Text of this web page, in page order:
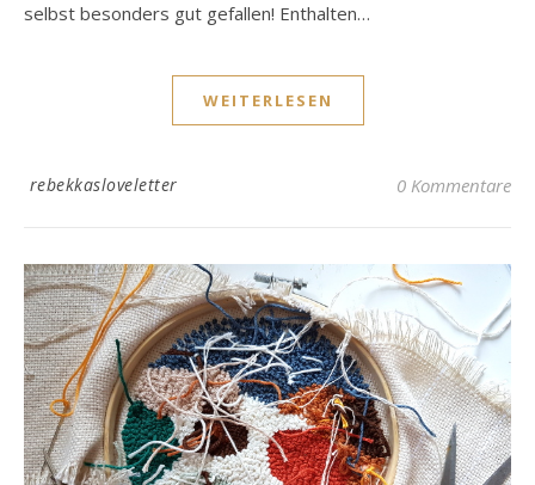
selbst besonders gut gefallen! Enthalten…
WEITERLESEN
rebekkasloveletter 0 Kommentare